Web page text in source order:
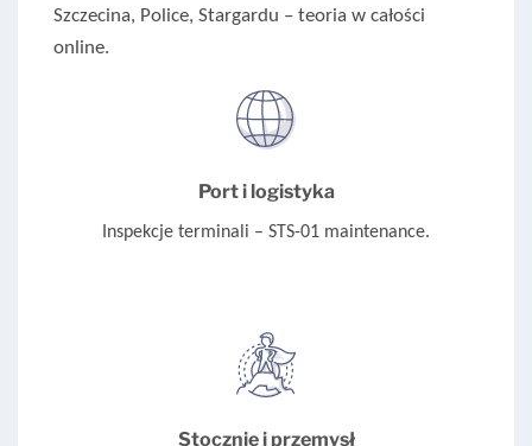
Szczecina, Police, Stargardu – teoria w całości
online.
Port i logistyka
Inspekcje terminali – STS-01 maintenance.
Stocznie i przemysł